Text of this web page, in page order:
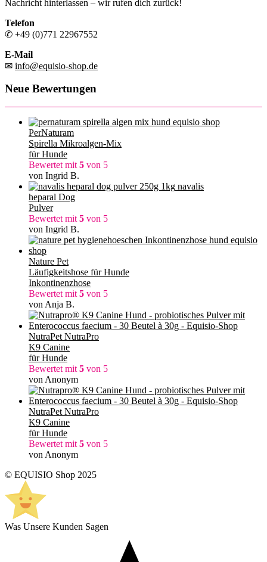
Nachricht hinterlassen – wir rufen dich zurück!
Telefon
✆ +49 (0)771 22967552
E-Mail
✉ info@equisio-shop.de
Neue Bewertungen
PerNaturam
Spirella Mikroalgen-Mix
für Hunde
Bewertet mit 5 von 5
von Ingrid B.
navalis
heparal Dog
Pulver
Bewertet mit 5 von 5
von Ingrid B.
Nature Pet
Läufigkeitshose für Hunde
Inkontinenzhose
Bewertet mit 5 von 5
von Anja B.
NutraPet NutraPro
K9 Canine
für Hunde
Bewertet mit 5 von 5
von Anonym
NutraPet NutraPro
K9 Canine
für Hunde
Bewertet mit 5 von 5
von Anonym
© EQUISIO Shop 2025
Was Unsere Kunden Sagen